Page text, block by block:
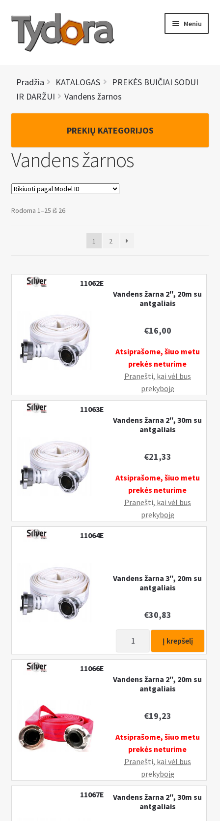
Pereiti
meniu
Pereiti
turinio
Meniu
KATALOGAS
NAUJIENOS
BRENDAI
KONTAKTAI
t
-
u
l
i
b
m
Pradžia KATALOGAS
PREKĖS BUIČIAI SODUI
IR DARŽUI
Vandens žarnos
PREKIŲ KATEGORIJOS
Vandens žarnos
Rodoma 1–25 iš 26
1 2
11062E
Vandens žarna 2″, 20m su
antgaliais
€16,00
Atsiprašome, šiuo metu
prekės neturime
Pranešti, kai vėl bus
prekyboje
11063E
Vandens žarna 2″, 30m su
antgaliais
€21,33
Atsiprašome, šiuo metu
prekės neturime
Pranešti, kai vėl bus
prekyboje
11064E
Vandens žarna 3″, 20m su
antgaliais
€30,83
Vandens
3″,
antgaliais
Į krepšelį
11066E
Vandens žarna 2″, 20m su
antgaliais
€19,23
Atsiprašome, šiuo metu
prekės neturime
Pranešti, kai vėl bus
prekyboje
11067E
Vandens žarna 2″, 30m su
antgaliais